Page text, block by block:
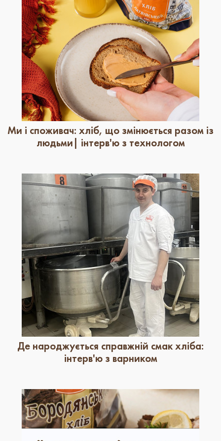
Ми і споживач: хліб, що змінюється разом із
людьми| інтерв'ю з технологом
Де народжується справжній смак хліба:
інтерв'ю з варником